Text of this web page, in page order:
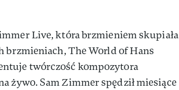
Live, która brzmieniem skupiała
brzmieniach, The World of Hans
twórczość kompozytora
żywo. Sam Zimmer spędził miesiące